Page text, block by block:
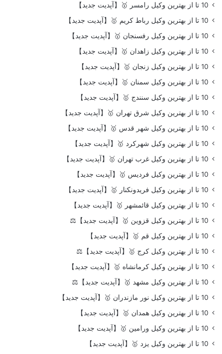
10 تا از بهترین وکیل رامسر 🥇【آپدیت جدید】
10 تا از بهترین وکیل رباط کریم 🥇【آپدیت جدید】
10 تا از بهترین وکیل رفسنجان 🥇【آپدیت جدید】
10 تا از بهترین وکیل زاهدان 🥇【آپدیت جدید】
10 تا از بهترین وکیل زنجان 🥇【آپدیت جدید】
10 تا از بهترین وکیل سمنان 🥇【آپدیت جدید】
10 تا از بهترین وکیل سنندج 🥇【آپدیت جدید】
10 تا از بهترین وکیل شرق تهران 🥇【آپدیت جدید】
10 تا از بهترین وکیل شهر قدس 🥇【آپدیت جدید】
10 تا از بهترین وکیل شهرکرد 🥇【آپدیت جدید】
10 تا از بهترین وکیل غرب تهران 🥇【آپدیت جدید】
10 تا از بهترین وکیل فردیس 🥇【آپدیت جدید】
10 تا از بهترین وکیل فریدونکنار 🥇【آپدیت جدید】
10 تا از بهترین وکیل قائمشهر 🥇【آپدیت جدید】
10 تا از بهترین وکیل قزوین 🥇【آپدیت جدید】⚖️
10 تا از بهترین وکیل قم 🥇【آپدیت جدید】
10 تا از بهترین وکیل کرج 🥇【آپدیت جدید】⚖️
10 تا از بهترین وکیل کرمانشاه 🥇【آپدیت جدید】
10 تا از بهترین وکیل مشهد 🥇【آپدیت جدید】⚖️
10 تا از بهترین وکیل نور مازندران 🥇【آپدیت جدید】
10 تا از بهترین وکیل همدان 🥇【آپدیت جدید】
10 تا از بهترین وکیل ورامین 🥇【آپدیت جدید】
10 تا از بهترین وکیل یزد 🥇【آپدیت جدید】